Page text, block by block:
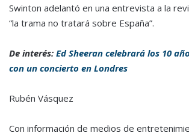
Swinton adelantó en una entrevista a la
“la trama no tratará sobre España”.
De interés: Ed Sheeran celebrará los 10
con un concierto en Londres
Rubén Vásquez
Con información de medios de